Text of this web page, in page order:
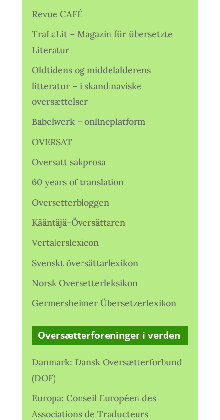
Revue CAFÉ
TraLaLit – Magazin für übersetzte
Literatur
Oldtidens og middelalderens
litteratur – i skandinaviske
oversættelser
Babelwerk – onlineplatform
OVERSAT
Oversatt sakprosa
60 years of translation
Oversetterbloggen
Kääntäjä-Översättaren
Vertalerslexicon
Svenskt översättarlexikon
Norsk Oversetterleksikon
Germersheimer Übersetzerlexikon
Oversætterforeninger i verden
Danmark: Dansk Oversætterforbund
(DOF)
Europa: Conseil Européen des
Associations de Traducteurs